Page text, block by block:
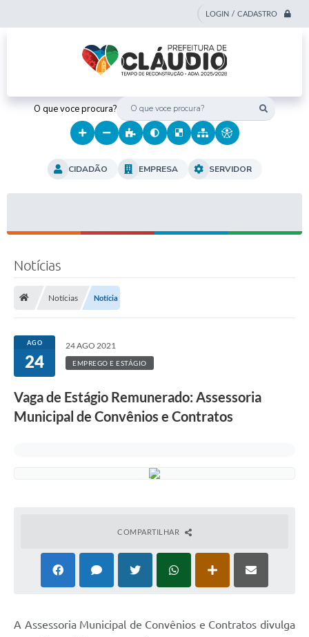
LOGIN / CADASTRO
O que voce procura?
CIDADÃO EMPRESA SERVIDOR
Notícias
Notícias Notícia
AGO
24
24 AGO 2021
EMPREGO E ESTÁGIO
Vaga de Estágio Remunerado: Assessoria
Municipal de Convênios e Contratos
COMPARTILHAR
A Assessoria Municipal de Convênios e Contratos divulga